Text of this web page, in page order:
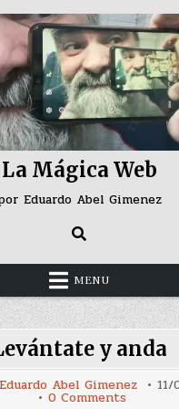
La Mágica Web
Eduardo Abel Gimenez
MENU
y anda
Eduardo Abel Gimenez
0 Commentson